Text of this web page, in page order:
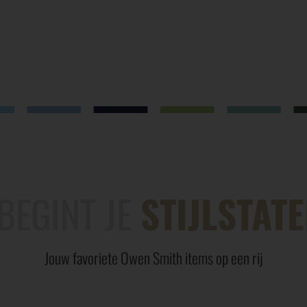
Jouw favoriete Owen Smith items op een rij